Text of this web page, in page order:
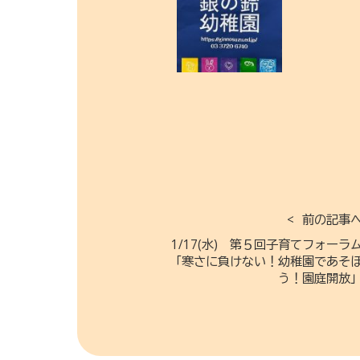
前の記事
1/17(水) 第５回子育てフォーラ
「寒さに負けない！幼稚園であそ
う！園庭開放」